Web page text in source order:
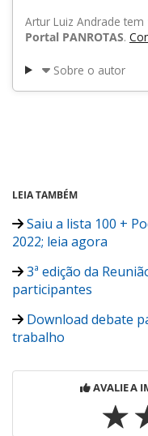
Artur Luiz Andrade tem
Portal PANROTAS.
Sobre o autor
LEIA TAMBÉM
Saiu a lista 100 +
2022; leia agora
3ª edição da
participantes
Download debate
trabalho
AVALIE A